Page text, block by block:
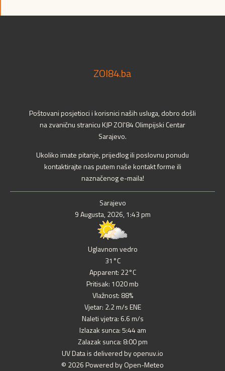
ZOI84.ba
Poštovani posjetioci i korisnici naših usluga, dobro došli
na zvaničnu stranicu KJP ZOI'84 Olimpijski Centar
Sarajevo.
Ukoliko imate pitanje, prijedlog ili poslovnu ponudu
kontaktirajte nas putem naše kontakt forme ili
naznačenog e-maila!
Sarajevo
9 Augusta, 2026, 1:43 pm
Uglavnom vedro
31°C
Apparent: 22°C
Pritisak: 1020 mb
Vlažnost: 88%
Vjetar: 2.2 m/s ENE
Naleti vjetra: 6.6 m/s
Izlazak sunca: 5:44 am
Zalazak sunca: 8:00 pm
UV Data is delivered by openuv.io
© 2026 Powered by Open-Meteo